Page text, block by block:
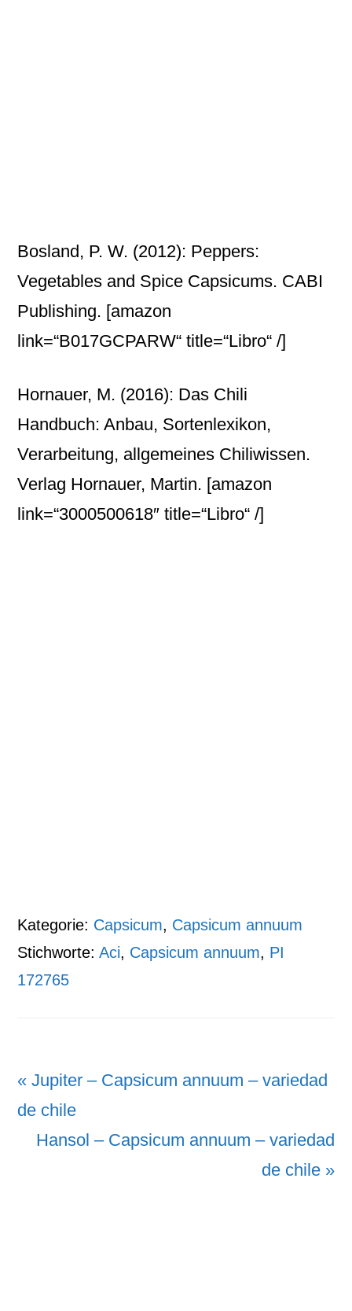
Bosland, P. W. (2012): Peppers:
Vegetables and Spice Capsicums. CABI
Publishing. [amazon
link=“B017GCPARW“ title=“Libro“ /]
Hornauer, M. (2016): Das Chili
Handbuch: Anbau, Sortenlexikon,
Verarbeitung, allgemeines Chiliwissen.
Verlag Hornauer, Martin. [amazon
link=“3000500618″ title=“Libro“ /]
Kategorie: Capsicum, Capsicum annuum
Stichworte:Aci, Capsicum annuum, PI
172765
Vorheriger
Beitrag:
« Jupiter – Capsicum annuum – variedad
de chile
Nächster
Hansol – Capsicum annuum – variedad
de chile »